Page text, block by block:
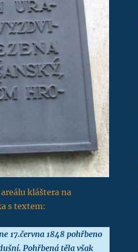
kláštera na
s textem:
17.června 1848 pohřbeno
Pohřbená těla však